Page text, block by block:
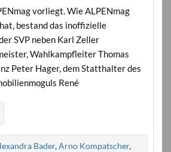
vorliegt. Wie ALPENmag
bestand das inoffizielle
SVP neben Karl Zeller
Wahlkampfleiter Thomas
Peter Hager, dem Statthalter des
René
Bader,Arno Kompatscher,